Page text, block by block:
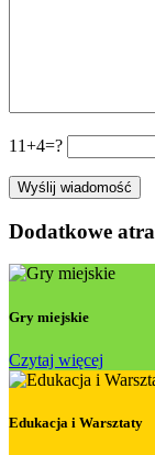
11+4=?
Dodatkowe
Gry miejskie
Czytaj więcej
Edukacja i Warsztaty